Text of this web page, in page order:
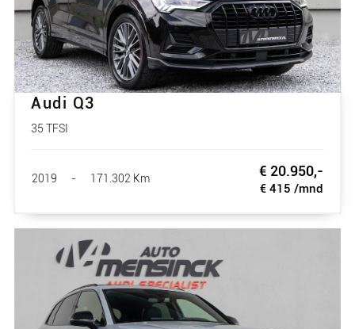
Audi Q3
35 TFSI
2019 - 171.302 Km € 20.950,-
€ 415 /mnd